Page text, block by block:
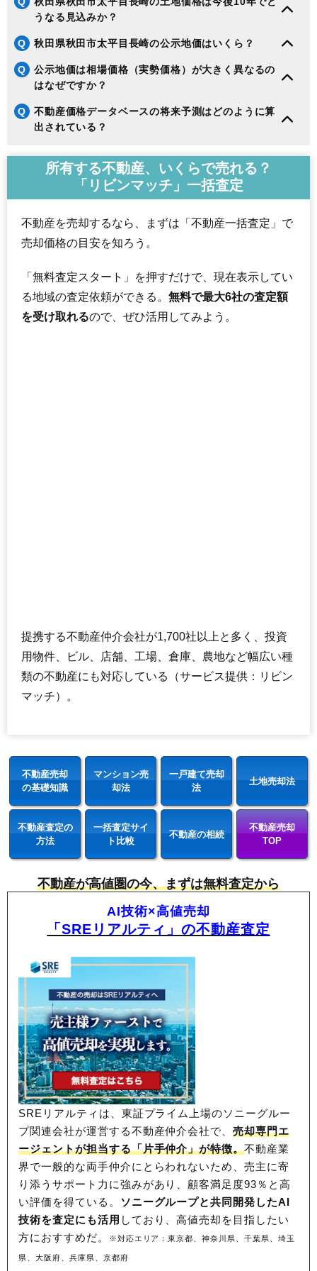
190 上北手荒巻
191 下浜羽川 2.9万円 289万円 -2.9%
192
193 河辺諸井 -11.3%
194
195 河辺三内 -11.6%
雄和椿川 2.3万円 226万円
河辺神内 2.2万円 211万円
200 太平目長崎 1.5万円 175万円 -11.7%
201 四ツ小屋 1.5万円
うなる見込みか？
Q 秋田県秋田市太平目長崎の公示地価はいくら？
Q
公示地価は相場価格（実勢価格）が大きく異なるの
はなぜですか？
Q
不動産価格データベースの将来予測はどのように算
出されている？
所有する不動産、いくらで売れる？
「リビンマッチ」一括査定
不動産を売却するなら、まずは「不動産一括査定」で
売却価格の目安を知ろう。
「無料査定スタート」を押すだけで、現在表示してい
る地域の査定依頼ができる。 無料で最大6社の査定額
を受け取れるので、ぜひ活用してみよう。
提携する不動産仲介会社が1,700社以上と多く、投資
用物件、ビル、店舗、工場、倉庫、農地など幅広い種
類の不動産にも対応している（サービス提供：リビン
マッチ）。
不動産売却
の基礎知識
マンション売
却法
一戸建て売却
法
土地売却法
不動産査定の
方法
一括査定サイ
ト比較
不動産の相続
不動産売却
TOP
不動産が高値圏の今、まずは無料査定から
AI技術×高値売却
「SREリアルティ」の不動産査定
SREリアルティは、東証プライム上場のソニーグルー
プ関連会社が運営する不動産仲介会社で、売却専門エ
ージェントが担当する「片手仲介」が特徴。不動産業
界で一般的な両手仲介にとらわれないため、売主に寄
り添うサポート力に強みがあり、顧客満足度93％と高
い評価を得ている。 ソニーグループと共同開発したAI
技術を査定にも活用 しており、高値売却を目指したい
方におすすめだ。
※対応エリア：東京都、神奈川県、千葉県、埼玉
県、大阪府、兵庫県、京都府